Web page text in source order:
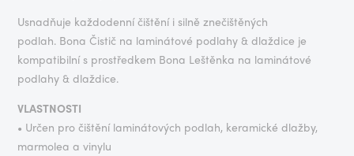
Usnadňuje každodenní čištění i silně znečištěných
podlah. Bona Čistič na laminátové podlahy & dlaždice je
kompatibilní s prostředkem Bona Leštěnka na laminátové
podlahy & dlaždice.
VLASTNOSTI
• Určen pro čištění laminátových podlah, keramické dlažby,
marmolea a vinylu